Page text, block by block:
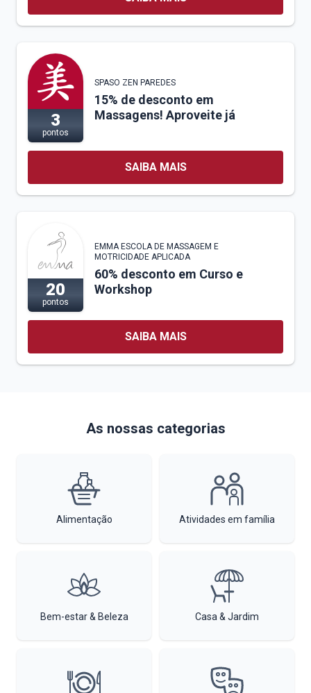
3
pontos
SPASO ZEN PAREDES
15% de desconto em
Massagens! Aproveite já
SAIBA MAIS
20
pontos
EMMA ESCOLA DE MASSAGEM E
MOTRICIDADE APLICADA
60% desconto em Curso e
Workshop
SAIBA MAIS
As nossas categorias
Alimentação Atividades em família
Bem-estar & Beleza Casa & Jardim